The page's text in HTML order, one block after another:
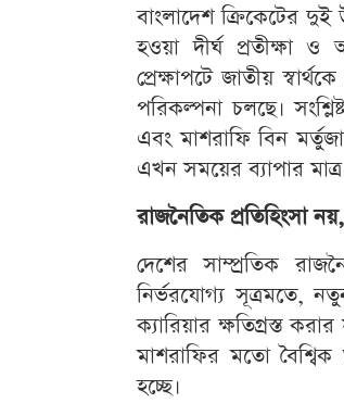
বাংলাদেশ ক্রিকেটের
হওয়া দীর্ঘ প্রতীক্ষা
প্রেক্ষাপটে জাতীয়
পরিকল্পনা চলছে।
এবং মাশরাফি বিন
এখন সময়ের ব্যাপার
রাজনৈতিক প্রতিহিংসা
দেশের সাম্প্রতিক
নির্ভরযোগ্য সূত্রমতে,
ক্যারিয়ার ক্ষতিগ্রস্ত
মাশরাফির মতো
হচ্ছে।